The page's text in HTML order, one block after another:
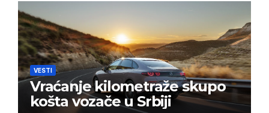
VESTI
Vraćanje kilometraže skupo
košta vozače u Srbiji